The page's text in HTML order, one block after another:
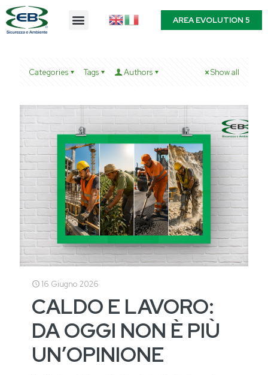
AREA EVOLUTION 5
Categories Tags Authors Show all
16 Giugno 2026
CALDO E LAVORO:
DA OGGI NON È PIÙ
UN’OPINIONE